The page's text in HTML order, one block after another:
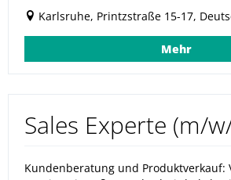
Karlsruhe, Printzstraße 15-17,
Mehr
Sales Experte (m/
Kundenberatung und Produktverkauf: